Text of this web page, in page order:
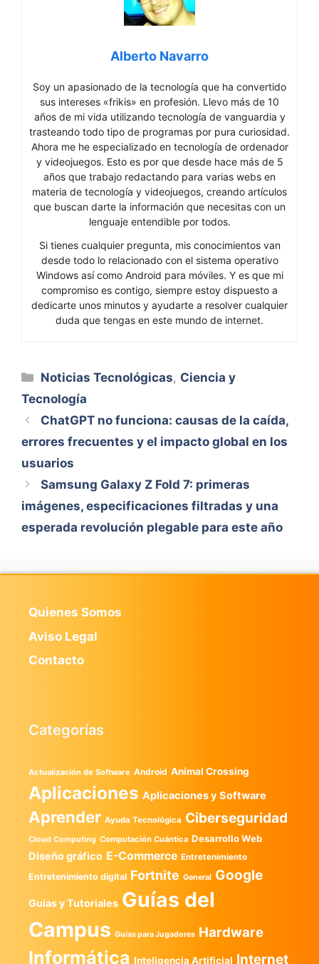
Alberto Navarro
Soy un apasionado de la tecnología que ha convertido
sus intereses «frikis» en profesión. Llevo más de 10
años de mi vida utilizando tecnología de vanguardia y
trasteando todo tipo de programas por pura curiosidad.
Ahora me he especializado en tecnología de ordenador
y videojuegos. Esto es por que desde hace más de 5
años que trabajo redactando para varias webs en
materia de tecnología y videojuegos, creando artículos
que buscan darte la información que necesitas con un
lenguaje entendible por todos.
Si tienes cualquier pregunta, mis conocimientos van
desde todo lo relacionado con el sistema operativo
Windows así como Android para móviles. Y es que mi
compromiso es contigo, siempre estoy dispuesto a
dedicarte unos minutos y ayudarte a resolver cualquier
duda que tengas en este mundo de internet.
Categorías
Noticias Tecnológicas, Ciencia y
Tecnología
ChatGPT no funciona: causas de la caída,
errores frecuentes y el impacto global en los
usuarios
Samsung Galaxy Z Fold 7: primeras
imágenes, especificaciones filtradas y una
esperada revolución plegable para este año
Quienes Somos
Aviso Legal
Contacto
Categorías
Actualización de Software Android Animal Crossing
Aplicaciones Aplicaciones y Software
Aprender Ayuda Tecnológica Ciberseguridad
Cloud Computing Computación Cuántica Desarrollo Web
Diseño gráfico E-Commerce Entretenimiento
Entretenimiento digital Fortnite General Google
Guias y Tutoriales Guías del
Campus Guías para Jugadores Hardware
Informática Inteligencia Artificial Internet